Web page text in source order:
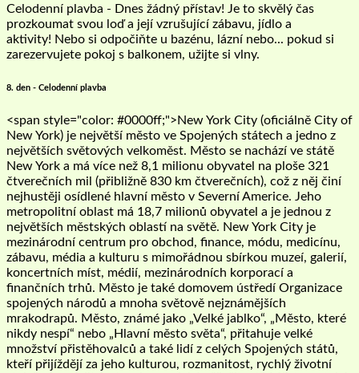
Celodenní plavba - Dnes žádný přístav! Je to skvělý čas
prozkoumat svou loď a její vzrušující zábavu, jídlo a
aktivity! Nebo si odpočiňte u bazénu, lázní nebo... pokud si
zarezervujete pokoj s balkonem, užijte si vlny.
8. den - Celodenní plavba
<span style="color: #0000ff;">New York City (oficiálně City of
New York) je největší město ve Spojených státech a jedno z
největších světových velkoměst. Město se nachází ve státě
New York a má více než 8,1 milionu obyvatel na ploše 321
čtverečních mil (přibližně 830 km čtverečních), což z něj činí
nejhustěji osídlené hlavní město v Severní Americe. Jeho
metropolitní oblast má 18,7 milionů obyvatel a je jednou z
největších městských oblastí na světě. New York City je
mezinárodní centrum pro obchod, finance, módu, medicínu,
zábavu, média a kulturu s mimořádnou sbírkou muzeí, galerií,
koncertních míst, médií, mezinárodních korporací a
finančních trhů. Město je také domovem ústředí Organizace
spojených národů a mnoha světově nejznámějších
mrakodrapů. Město, známé jako „Velké jablko“, „Město, které
nikdy nespí“ nebo „Hlavní město světa“, přitahuje velké
množství přistěhovalců a také lidí z celých Spojených států,
kteří přijíždějí za jeho kulturou, rozmanitost, rychlý životní